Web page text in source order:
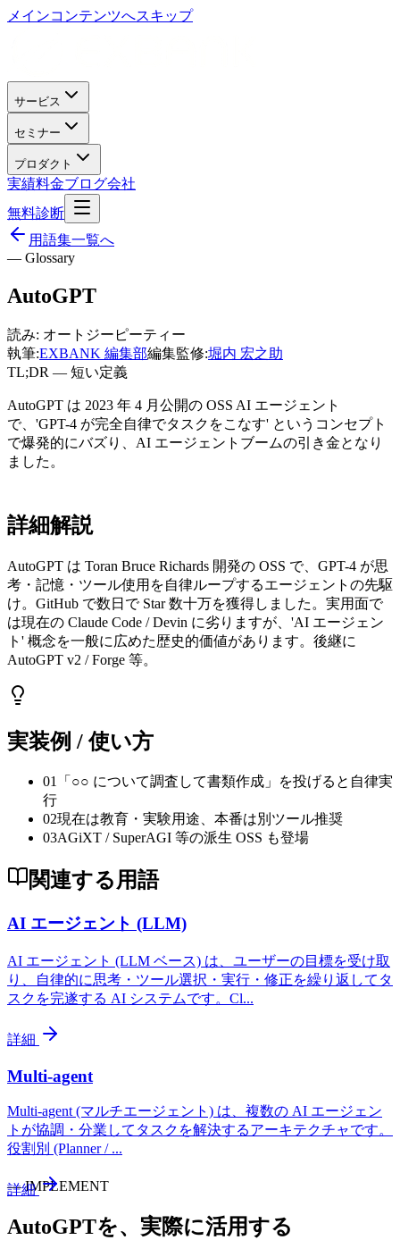
メインコンテンツへスキップ
サービス
セミナー
プロダクト
実績料金ブログ会社
無料診断
用語集一覧へ
— Glossary
AutoGPT
読み: オートジーピーティー
執筆:EXBANK 編集部編集監修:堀内 宏之助
TL;DR — 短い定義
AutoGPT は 2023 年 4 月公開の OSS AI エージェント
で、'GPT-4 が完全自律でタスクをこなす' というコンセプト
で爆発的にバズり、AI エージェントブームの引き金となり
ました。
詳細解説
AutoGPT は Toran Bruce Richards 開発の OSS で、GPT-4 が思
考・記憶・ツール使用を自律ループするエージェントの先駆
け。GitHub で数日で Star 数十万を獲得しました。実用面で
は現在の Claude Code / Devin に劣りますが、'AI エージェン
ト' 概念を一般に広めた歴史的価値があります。後継に
AutoGPT v2 / Forge 等。
実装例 / 使い方
01 「○○ について調査して書類作成」を投げると自律実
行
02現在は教育・実験用途、本番は別ツール推奨
03AGiXT / SuperAGI 等の派生 OSS も登場
関連する用語
AI エージェント (LLM)
AI エージェント (LLM ベース) は、ユーザーの目標を受け取
り、自律的に思考・ツール選択・実行・修正を繰り返してタ
スクを完遂する AI システムです。Cl...
詳細
Multi-agent
Multi-agent (マルチエージェント) は、複数の AI エージェン
トが協調・分業してタスクを解決するアーキテクチャです。
役割別 (Planner / ...
詳細
—IMPLEMENT
AutoGPTを、実際に活用する